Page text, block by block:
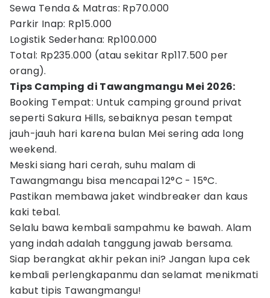
Sewa Tenda & Matras: Rp70.000
Parkir Inap: Rp15.000
Logistik Sederhana: Rp100.000
Total: Rp235.000 (atau sekitar Rp117.500 per
orang).
Tips Camping di Tawangmangu Mei 2026:
Booking Tempat: Untuk camping ground privat
seperti Sakura Hills, sebaiknya pesan tempat
jauh-jauh hari karena bulan Mei sering ada long
weekend.
Meski siang hari cerah, suhu malam di
Tawangmangu bisa mencapai 12°C - 15°C.
Pastikan membawa jaket windbreaker dan kaus
kaki tebal.
Selalu bawa kembali sampahmu ke bawah. Alam
yang indah adalah tanggung jawab bersama.
Siap berangkat akhir pekan ini? Jangan lupa cek
kembali perlengkapanmu dan selamat menikmati
kabut tipis Tawangmangu!